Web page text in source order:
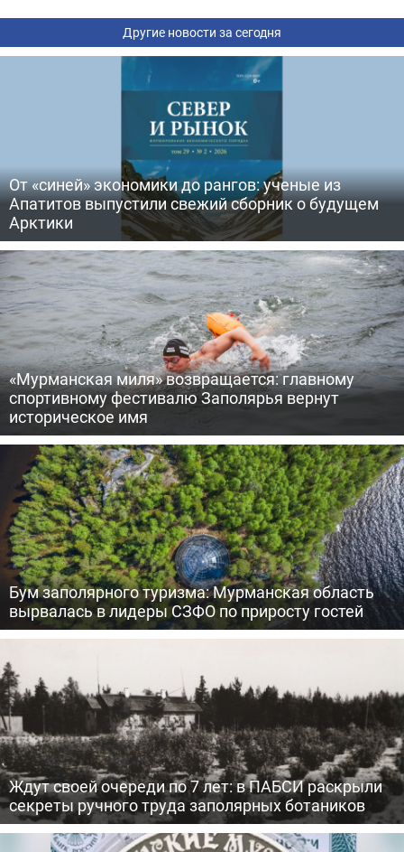
Другие новости за сегодня
От «синей» экономики до рангов: ученые из
Апатитов выпустили свежий сборник о будущем
Арктики
«Мурманская миля» возвращается: главному
спортивному фестивалю Заполярья вернут
историческое имя
Бум заполярного туризма: Мурманская область
вырвалась в лидеры СЗФО по приросту гостей
Ждут своей очереди по 7 лет: в ПАБСИ раскрыли
секреты ручного труда заполярных ботаников